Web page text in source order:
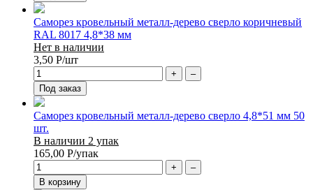
Саморез кровельный металл-дерево сверло коричневый
RAL 8017 4,8*38 мм
Нет в наличии
3,50 Р/шт
+
–
Под заказ
Саморез кровельный металл-дерево сверло 4,8*51 мм 50
шт.
В наличии 2 упак
165,00 Р/упак
+
–
В корзину